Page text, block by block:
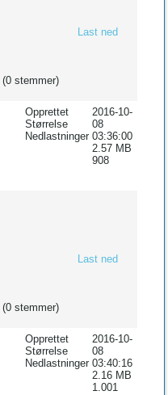
(0 stemmer)
Last ned
Opprettet
Størrelse
Nedlastninger
2016-10-
08
03:36:00
2.57 MB
908
(0 stemmer)
Last ned
Opprettet
Størrelse
Nedlastninger
2016-10-
08
03:40:16
2.16 MB
1.001